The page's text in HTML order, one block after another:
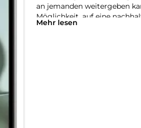
an jemanden weitergeben
Möglichkeit, auf eine
Verpackung zu verwenden:
Mehr lesen